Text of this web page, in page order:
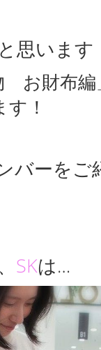
思います
お財布
！
バーをご
SKは…